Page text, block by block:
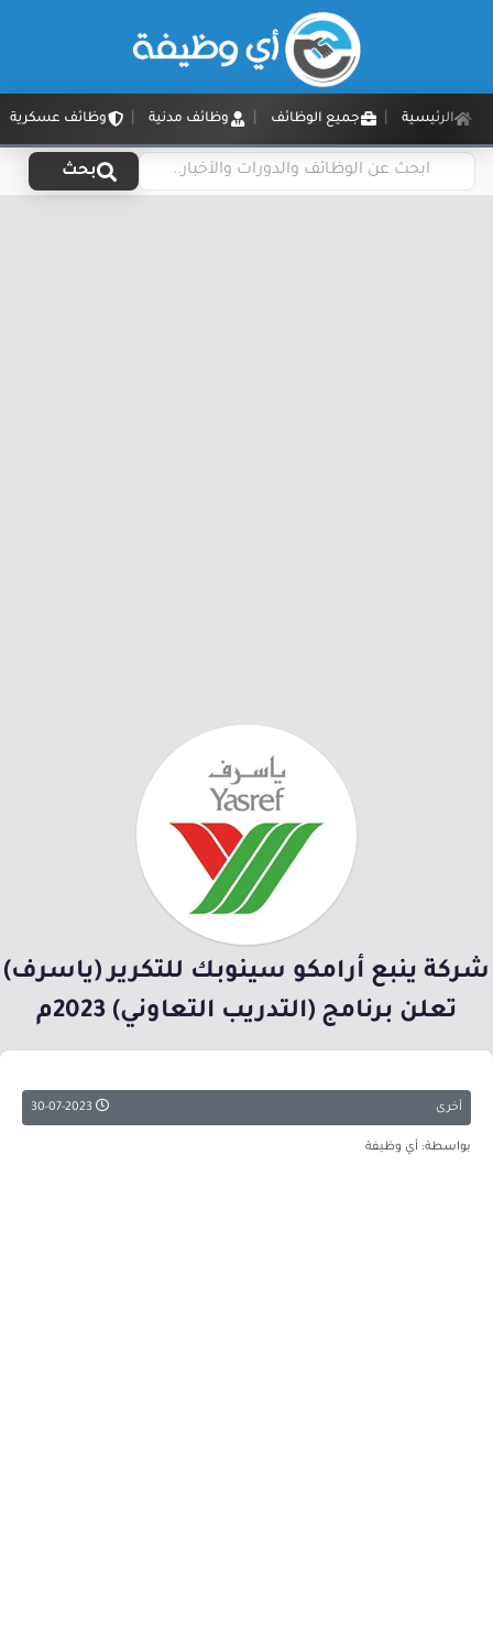
الرئيسية جميع الوظائف وظائف مدنية وظائف عسكرية
بحث
شركة ينبع أرامكو سينوبك للتكرير (ياسرف)
تعلن برنامج (التدريب التعاوني) 2023م
أخرى
بواسطة: أي وظيفة